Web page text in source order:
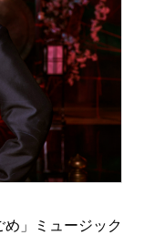
」ミュージック